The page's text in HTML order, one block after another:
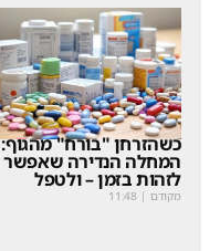
כשהזרחן "בורח" מהגוף:
המחלה הנדירה שאפשר
לזהות בזמן – ולטפל
מקודם |
11:48